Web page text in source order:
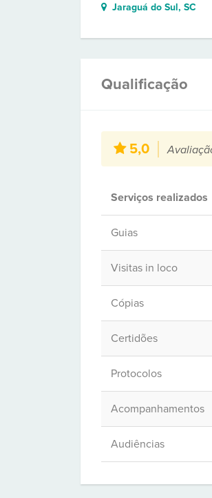
Jaraguá do Sul, SC
Qualificação
5,0
Serviços realizados
Guias
Visitas in loco
Cópias
Certidões
Protocolos
Acompanhamentos
Audiências